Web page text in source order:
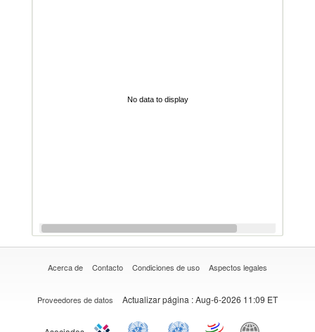
No data to display
Acerca de Contacto Condiciones de uso Aspectos legales
Proveedores de datos Actualizar página : Aug-6-2026 11:09 ET